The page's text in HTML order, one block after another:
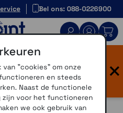
Bel ons: 088-0226900
Onze website heeft
Dezelfde vertrouwde
in een modern jasje.
nieuw is.
×
> Edge accessoires
van "cookies" om onze
en steeds
Naast de functionele
zijn voor het functioneren
we ook gebruik van